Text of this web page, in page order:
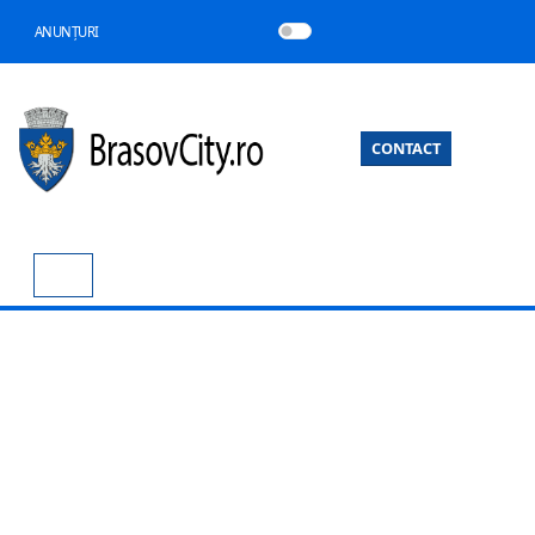
ANUNȚURI
CONTACT